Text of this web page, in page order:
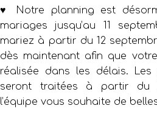
♥ Notre planning est
mariages jusqu’au 11
mariez à partir du 12
dès maintenant afin que
réalisée dans les délais. Les
seront traitées à partir du
l’équipe vous souhaite de